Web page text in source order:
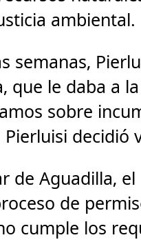
ambiental.
semanas,
que le daba a
sobre
decidió
de Aguadilla,
de
cumple los